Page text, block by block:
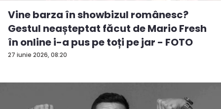
27 iunie 2026, 08:20
Vine barza în showbizul românesc?
Gestul neașteptat făcut de Mario Fresh
în online i-a pus pe toți pe jar - FOTO